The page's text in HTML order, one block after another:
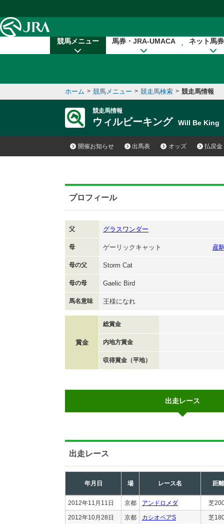
競馬メニュー 馬券・JRA-UMACA ネット馬
ホーム > 競馬メニュー > 競走馬検索 > 競走馬情報
競走馬情報
ウィルビーキング Will Be King
開催お知らせ 出馬表 オッズ 払戻金
プロフィール
父 グラスワンダー
母 ゲーリックキャット 産
母の父 Storm Cat
母の母 Gaelic Bird
馬名意味 王様になれ
賞金
総賞金
内地方賞金
収得賞金（平地）
出走レース
出走レース
年月日 場 レース名 距離
2012年11月11日 京都 アンドロメダ 芝
2012年10月28日 京都 カシオペアS 芝